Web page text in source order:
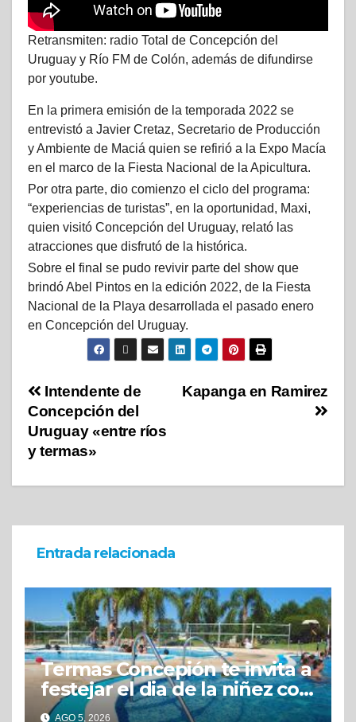
Retransmiten: radio Total de Concepción del
Uruguay y Río FM de Colón, además de difundirse
por youtube.
En la primera emisión de la temporada 2022 se
entrevistó a Javier Cretaz, Secretario de Producción
y Ambiente de Maciá quien se refirió a la Expo Macía
en el marco de la Fiesta Nacional de la Apicultura.
Por otra parte, dio comienzo el ciclo del programa:
“experiencias de turistas”, en la oportunidad, Maxi,
quien visitó Concepción del Uruguay, relató las
atracciones que disfrutó de la histórica.
Sobre el final se pudo revivir parte del show que
brindó Abel Pintos en la edición 2022, de la Fiesta
Nacional de la Playa desarrollada el pasado enero
en Concepción del Uruguay.
Kapanga en Ramirez
Intendente de
Concepción del
Uruguay «entre ríos
y termas»
Entrada relacionada
Termas Concepión te invita a
festejar el dia de la niñez con
grandes beneficios
AGO 5, 2026